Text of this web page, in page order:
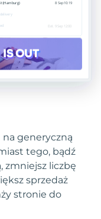
na generyczną
tego, bądź
zmniejsz liczbę
sprzedaż
stronie do